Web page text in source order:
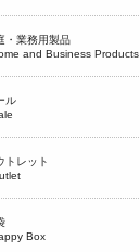
・業務用製品
and Business Products
ル
トレット
Box